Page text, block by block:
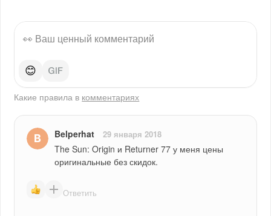
😊
Какие правила в комментариях
Belperhat 29 января 2018
The Sun: Origin и Returner 77 у меня цены
оригинальные без скидок.
Ответить